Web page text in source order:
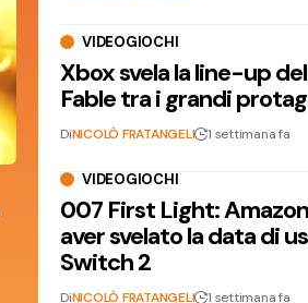
VIDEOGIOCHI
Xbox svela la line-up
Fable tra i grandi
DiNICOLÒ FRATANGELI 1 settimana fa
VIDEOGIOCHI
007 First Light:
aver svelato la data di
Switch 2
DiNICOLÒ FRATANGELI 1 settimana fa